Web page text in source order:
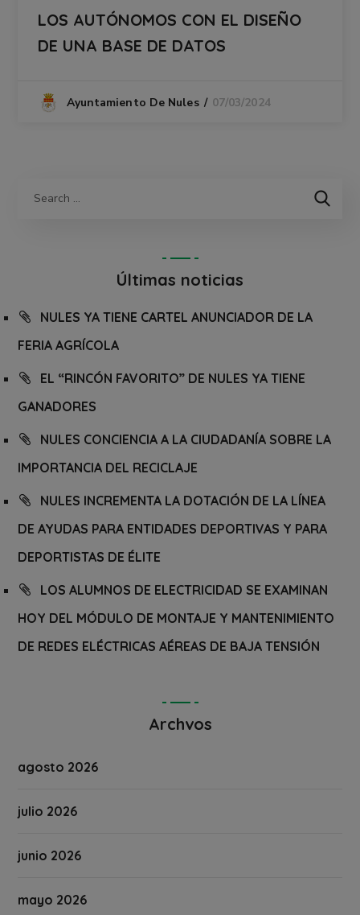
LOS AUTÓNOMOS CON EL DISEÑO
DE UNA BASE DE DATOS
Ayuntamiento De Nules 07/03/2024
Últimas noticias
NULES YA TIENE CARTEL ANUNCIADOR DE LA
FERIA AGRÍCOLA
EL “RINCÓN FAVORITO” DE NULES YA TIENE
GANADORES
NULES CONCIENCIA A LA CIUDADANÍA SOBRE LA
IMPORTANCIA DEL RECICLAJE
NULES INCREMENTA LA DOTACIÓN DE LA LÍNEA
DE AYUDAS PARA ENTIDADES DEPORTIVAS Y PARA
DEPORTISTAS DE ÉLITE
LOS ALUMNOS DE ELECTRICIDAD SE EXAMINAN
HOY DEL MÓDULO DE MONTAJE Y MANTENIMIENTO
DE REDES ELÉCTRICAS AÉREAS DE BAJA TENSIÓN
Archvos
agosto 2026
julio 2026
junio 2026
mayo 2026